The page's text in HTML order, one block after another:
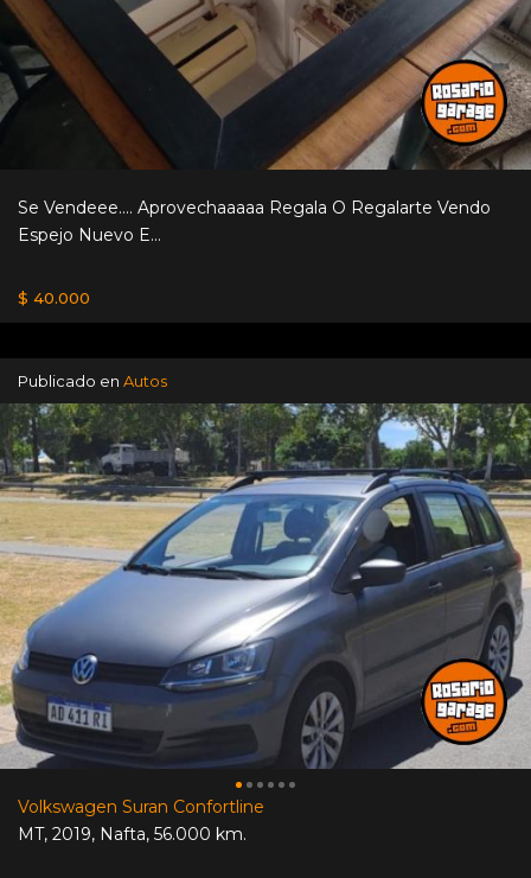
Se Vendeee.... Aprovechaaaaa Regala O Regalarte Vendo
Espejo Nuevo E...
$ 40.000
Publicado en Autos
Volkswagen Suran Confortline
MT, 2019, Nafta, 56.000 km.